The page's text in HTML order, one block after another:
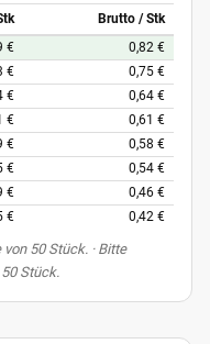
Brutto / Stk
€
0,82 €
€
0,75 €
€
0,64 €
€
0,61 €
€
0,58 €
€
0,54 €
€
0,46 €
€ 0,42 €
50 Stück. · Bitte
Stück.